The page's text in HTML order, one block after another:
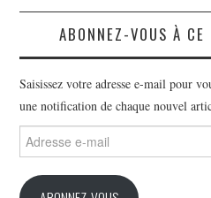
ABONNEZ-VOUS À
Saisissez votre adresse e-mail pour
une notification de chaque nouvel
e-